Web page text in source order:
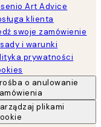
Art Advice
klienta
swoje zamówienie
i warunki
prywatności
o anulowanie
plikami